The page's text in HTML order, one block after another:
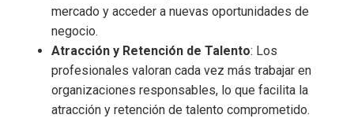
mercado y acceder a nuevas oportunidades de
negocio.
Atracción y Retención de Talento: Los
profesionales valoran cada vez más trabajar en
organizaciones responsables, lo que facilita la
atracción y retención de talento comprometido.